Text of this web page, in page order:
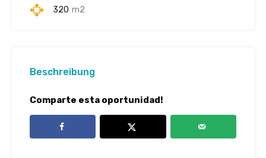
320 m2
Beschreibung
Comparte esta oportunidad!